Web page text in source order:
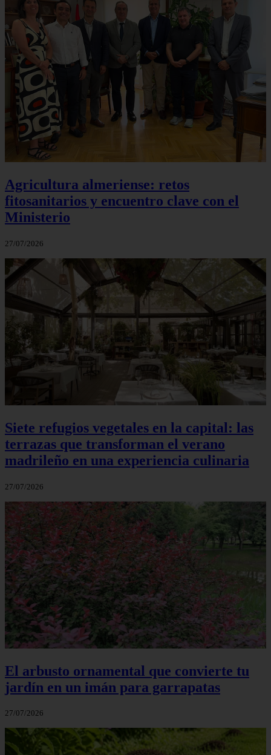
Agricultura almeriense: retos
fitosanitarios y encuentro clave con el
Ministerio
27/07/2026
Siete refugios vegetales en la capital: las
terrazas que transforman el verano
madrileño en una experiencia culinaria
27/07/2026
El arbusto ornamental que convierte tu
jardín en un imán para garrapatas
27/07/2026